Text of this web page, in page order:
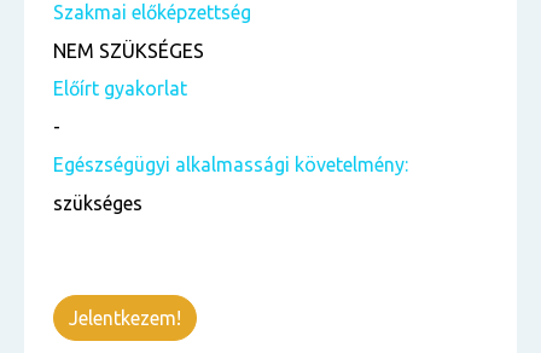
Szakmai előképzettség
NEM SZÜKSÉGES
Előírt gyakorlat
-
Egészségügyi alkalmassági követelmény:
szükséges
Jelentkezem!